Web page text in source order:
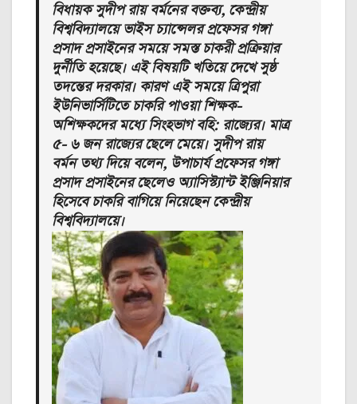
বিধায়ক সুদীপ রায় বর্মনের বক্তব্য, কেন্দ্রীয়
বিশ্ববিদ্যালয়ে ভাইস চ্যান্সেলর প্রফেসর গঙ্গা
প্রসাদ প্রসাইনের সময়ে সমস্ত চাকরী প্রক্রিয়ার
দুর্নীতি হয়েছে। এই বিষয়টি খতিয়ে দেখে সুষ্ঠ
তদন্তের দরকার। কারণ এই সময়ে ত্রিপুরা
ইউনিভার্সিটিতে চাকরি পাওয়া শিক্ষক-
অশিক্ষকদের মধ্যে সিংহভাগ বহি: রাজ্যের। মাত্র
৫- ৬ জন রাজ্যের ছেলে মেয়ে। সুদীপ রায়
বর্মন তথ্য দিয়ে বলেন, উপাচার্য প্রফেসর গঙ্গা
প্রসাদ প্রসাইনের ছেলেও অ্যাসিস্ট্যান্ট ইঞ্জিনিয়ার
হিসেবে চাকরি বাগিয়ে নিয়েছেন কেন্দ্রীয়
বিশ্ববিদ্যালয়ে।